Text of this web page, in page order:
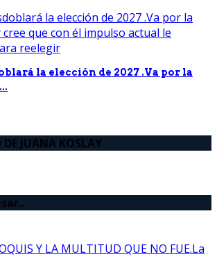
la elección de 2027 .Va por la
JUANA KOSLAY